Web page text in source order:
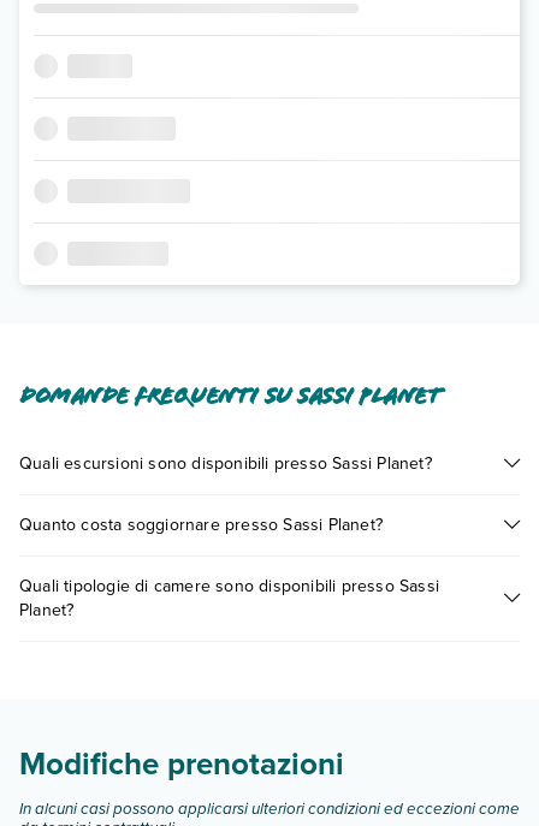
Domande frequenti su Sassi Planet
Quali escursioni sono disponibili presso Sassi Planet?
presso Sassi Planet. Scoprile tutte nellasezione dedicata
prenotando un appuntamento.
Quanto costa soggiornare presso Sassi Planet?
(per es. date, condizioni dell'hotel, ecc). Per consultare i
prezzi, compila il motore di ricerca e scegli quando partire.
Quali tipologie di camere sono disponibili presso Sassi
Planet?
Modifiche prenotazioni
In alcuni casi possono applicarsi ulteriori condizioni ed eccezioni come